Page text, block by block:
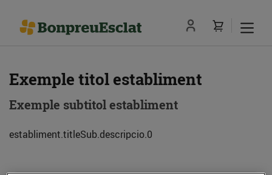
Exemple titol establiment
Exemple subtitol establiment
establiment.titleSub.descripcio.0